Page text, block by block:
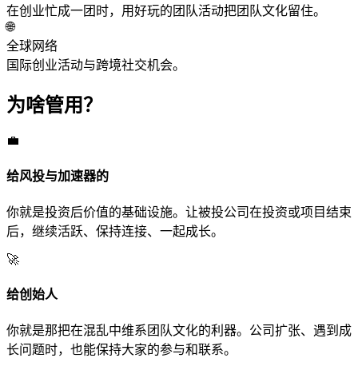
在创业忙成一团时，用好玩的团队活动把团队文化留住。
🌐
全球网络
国际创业活动与跨境社交机会。
为啥管用？
💼
给风投与加速器的
你就是投资后价值的基础设施。让被投公司在投资或项目结束
后，继续活跃、保持连接、一起成长。
🚀
给创始人
你就是那把在混乱中维系团队文化的利器。公司扩张、遇到成
长问题时，也能保持大家的参与和联系。